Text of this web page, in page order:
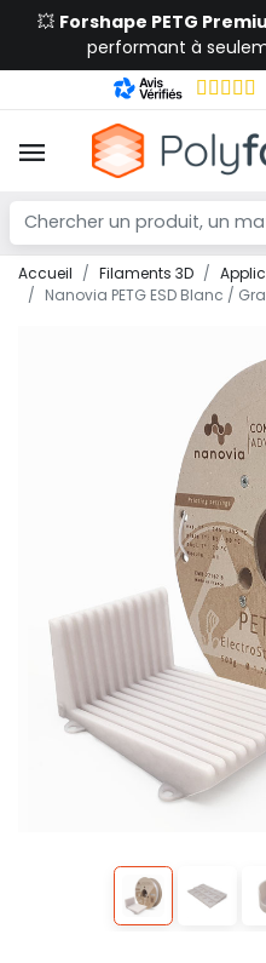
💥 Forshape PETG
performant à
Accueil Filaments 3D
Nanovia PETG ESD Blanc /